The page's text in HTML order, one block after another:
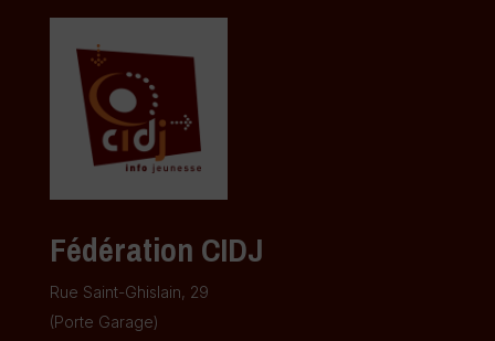
Fédération CIDJ
Rue Saint-Ghislain, 29
(Porte Garage)